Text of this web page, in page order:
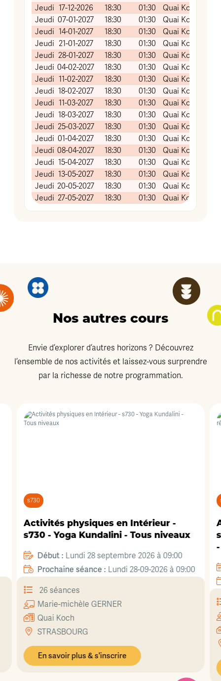
Jeudi 17-12-2026 18:30 01:30
Quai Koch
Jeudi 07-01-2027 18:30 01:30
Quai Koch
Jeudi 14-01-2027 18:30 01:30
Quai Koch
Jeudi 21-01-2027 18:30 01:30
Quai Koch
Jeudi 28-01-2027 18:30 01:30
Quai Koch
Jeudi 04-02-2027 18:30 01:30
Quai Koch
Jeudi 11-02-2027 18:30 01:30
Quai Koch
Jeudi 18-02-2027 18:30 01:30
Quai Koch
Jeudi 11-03-2027 18:30 01:30
Quai Koch
Jeudi 18-03-2027 18:30 01:30
Quai Koch
Jeudi 25-03-2027 18:30 01:30
Quai Koch
Jeudi 01-04-2027 18:30 01:30
Quai Koch
Jeudi 08-04-2027 18:30 01:30
Quai Koch
Jeudi 15-04-2027 18:30 01:30
Quai Koch
Jeudi 13-05-2027 18:30 01:30
Quai Koch
Jeudi 20-05-2027 18:30 01:30
Quai Koch
Jeudi 27-05-2027 18:30 01:30 Quai Koch
Nos autres cours
Envie d’explorer d’autres horizons ? Découvrez
l’ensemble de nos activités et laissez-vous surprendre
par la richesse de notre programmation.
s730
Activités physiques en Intérieur -
s730 - Yoga Kundalini - Tous niveaux
Début : Lundi 28 septembre 2026 à 09:00
Prochaine séance : Lundi 28-09-2026 à 09:00
26 séances
Marie-michèle GERNER
Quai Koch
STRASBOURG
En savoir plus & s'inscrire